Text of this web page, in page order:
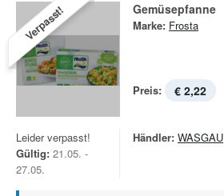
Verpasst! Gemüsepfanne
Marke: Frosta
Preis: € 2,22
Leider verpasst!
Gültig: 21.05. -
27.05.
Händler: WASGAU